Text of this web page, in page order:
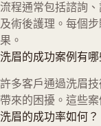
流程通常包括諮詢
及術後護理。每個
果。
洗眉的成功案例有哪
許多客戶通過洗眉
帶來的困擾。這些
洗眉的成功率如何？